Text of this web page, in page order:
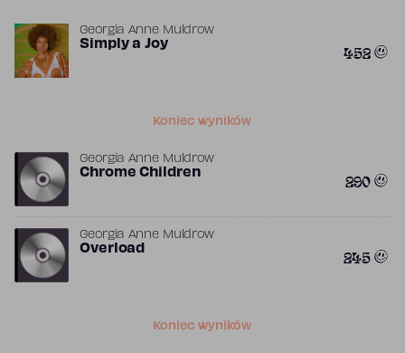
Georgia Anne Muldrow
Simply a Joy 452
Koniec wyników
Georgia Anne Muldrow
Chrome Children 290
Georgia Anne Muldrow
Overload 245
Koniec wyników